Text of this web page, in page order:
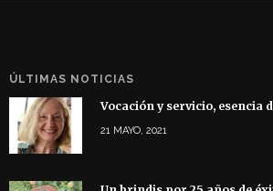
ÚLTIMAS NOTICIAS
Vocación y servicio, esencia
21 MAYO, 2021